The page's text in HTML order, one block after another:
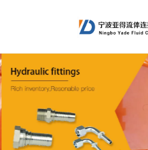
HAUS
PRODUKTE
ÜBER